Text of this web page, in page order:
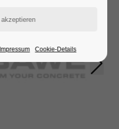
Impressum Cookie-Details